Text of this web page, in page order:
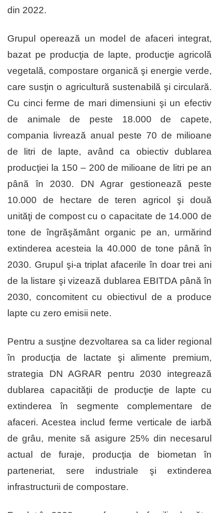
din 2022.
Grupul operează un model de afaceri integrat,
bazat pe producţia de lapte, producţie agricolă
vegetală, compostare organică şi energie verde,
care susţin o agricultură sustenabilă şi circulară.
Cu cinci ferme de mari dimensiuni şi un efectiv
de animale de peste 18.000 de capete,
compania livrează anual peste 70 de milioane
de litri de lapte, având ca obiectiv dublarea
producţiei la 150 – 200 de milioane de litri pe an
până în 2030. DN Agrar gestionează peste
10.000 de hectare de teren agricol şi două
unităţi de compost cu o capacitate de 14.000 de
tone de îngrăşământ organic pe an, urmărind
extinderea acesteia la 40.000 de tone până în
2030. Grupul şi-a triplat afacerile în doar trei ani
de la listare şi vizează dublarea EBITDA până în
2030, concomitent cu obiectivul de a produce
lapte cu zero emisii nete.
Pentru a susţine dezvoltarea sa ca lider regional
în producţia de lactate şi alimente premium,
strategia DN AGRAR pentru 2030 integrează
dublarea capacităţii de producţie de lapte cu
extinderea în segmente complementare de
afaceri. Acestea includ ferme verticale de iarbă
de grâu, menite să asigure 25% din necesarul
actual de furaje, producţia de biometan în
parteneriat, sere industriale şi extinderea
infrastructurii de compostare.